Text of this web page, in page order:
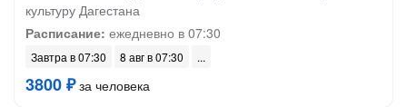
культуру Дагестана
Расписание: ежедневно в 07:30
Завтра в 07:30 8 авг в 07:30
3800 ₽за человека